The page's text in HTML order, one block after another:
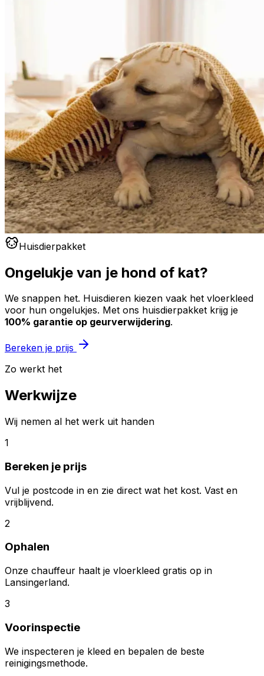
Huisdierpakket
Ongelukje van je hond of kat?
We snappen het. Huisdieren kiezen vaak het vloerkleed
voor hun ongelukjes. Met ons huisdierpakket krijg je
100% garantie op geurverwijdering.
Bereken je prijs
Zo werkt het
Werkwijze
Wij nemen al het werk uit handen
1
Bereken je prijs
Vul je postcode in en zie direct wat het kost. Vast en
vrijblijvend.
2
Ophalen
Onze chauffeur haalt je vloerkleed gratis op in
Lansingerland.
3
Voorinspectie
We inspecteren je kleed en bepalen de beste
reinigingsmethode.